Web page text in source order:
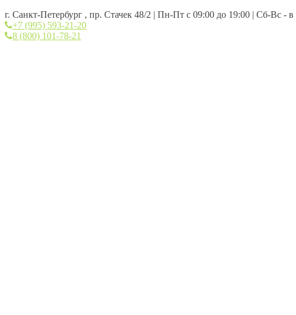
г. Санкт-Петербург , пр. Стачек 48/2 | Пн-Пт с 09:00 до 19:00 | Сб-Вс -
+7 (995) 593-21-20
8 (800) 101-78-21